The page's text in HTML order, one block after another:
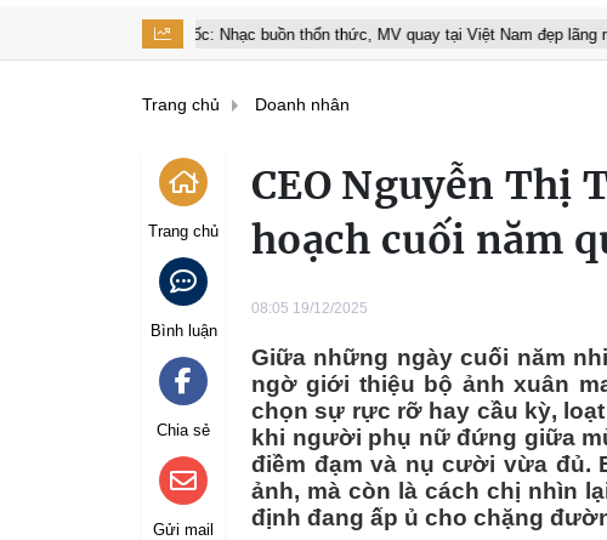
Nhạc buồn thổn thức, MV quay tại Việt Nam đẹp lãng mạn Sports
Trang chủ Doanh nhân
Trang chủ
Bình luận
Chia sẻ
Gửi mail
CEO Nguyễn Thị
hoạch cuối năm
08:05 19/12/2025
Giữa những ngày cuối năm
ngờ giới thiệu bộ ảnh xuân
chọn sự rực rỡ hay cầu kỳ,
khi người phụ nữ đứng giữa
điềm đạm và nụ cười vừa đủ.
ảnh, mà còn là cách chị nhìn
định đang ấp ủ cho chặng